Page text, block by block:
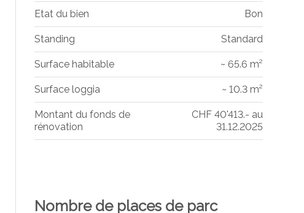
Etat du bien Bon
Standing Standard
Surface habitable ~ 65.6 m²
Surface loggia ~ 10.3 m²
Montant du fonds de
rénovation
CHF 40'413.- au
31.12.2025
Nombre de places de parc